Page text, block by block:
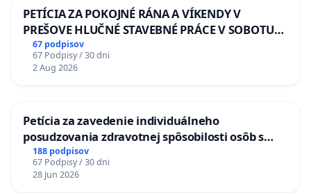
PETÍCIA ZA POKOJNÉ RÁNA A VÍKENDY V
PREŠOVE HLUČNÉ STAVEBNÉ PRÁCE V SOBOTU
LEN OD 9.00 DO 13.00 HOD., CEZ PRACOVNÝ
TÝŽDEŇ CIEĽ 8.00 – 18.00 HOD. A PRAVIDELNÁ
KONTROLA STAVBY C-AREA NA
67 podpisov
67 Podpisy / 30 dni
2 Aug 2026
Petícia za zavedenie individuálneho
posudzovania zdravotnej spôsobilosti osôb s
diabetom 1. a 2. typu pri prijímaní do
Policajného zboru SR
188 podpisov
67 Podpisy / 30 dni
28 Jun 2026